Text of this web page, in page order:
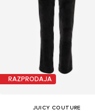
RAZPRODAJA
JUICY COUTURE